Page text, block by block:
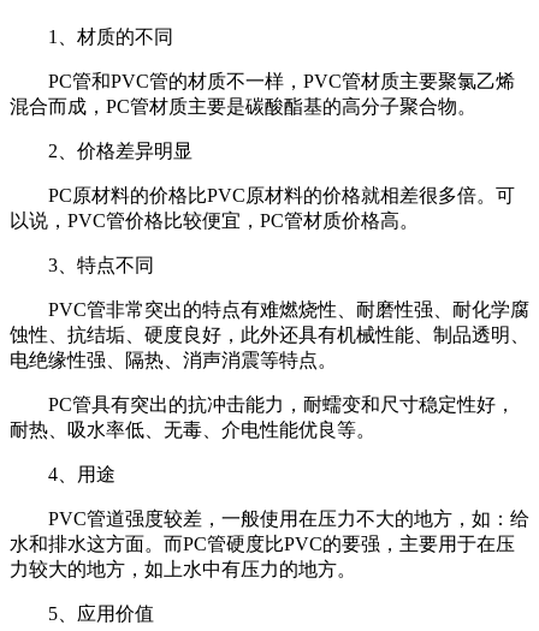
1 、材质的不同
PC管和PVC管的材质不一样， PVC管材质主要聚氯乙烯
混合而成， PC管材质主要是碳酸酯基的高分子聚合物。
2 、价格差异明显
PC原材料的价格比PVC原材料的价格就相差很多倍。可
以说， PVC管价格比较便宜， PC管材质价格高。
3 、特点不同
PVC管非常突出的特点有难燃烧性、耐磨性强、耐化学腐
蚀性、抗结垢、硬度良好，此外还具有机械性能、制品透明、
电绝缘性强、隔热、消声消震等特点。
PC管具有突出的抗冲击能力，耐蠕变和尺寸稳定性好，
耐热、吸水率低、无毒、介电性能优良等。
4 、用途
PVC管道强度较差，一般使用在压力不大的地方，如：给
水和排水这方面。而PC管硬度比PVC的要强，主要用于在压
力较大的地方，如上水中有压力的地方。
5 、应用价值